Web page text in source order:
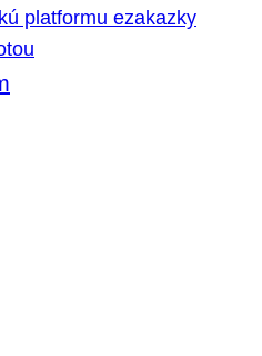
platformu ezakazky